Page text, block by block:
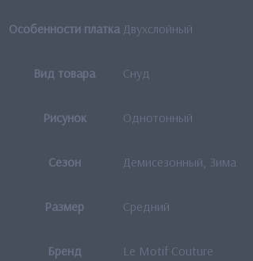
Особенности платка Двухслойный
Вид товара Снуд
Рисунок Однотонный
Сезон Демисезонный, Зима
Размер Средний
Бренд Le Motif Couture